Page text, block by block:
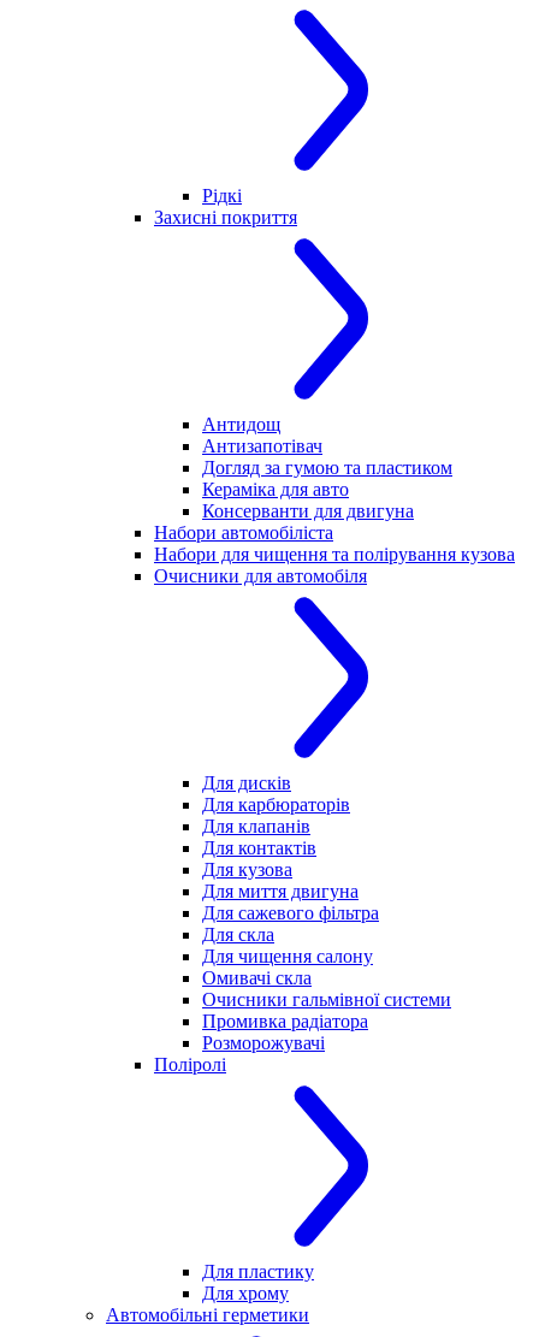
Рідкі
Захисні покриття
Антидощ
Антизапотівач
Догляд за гумою та пластиком
Кераміка для авто
Консерванти для двигуна
Набори автомобіліста
Набори для чищення та полірування кузова
Очисники для автомобіля
Для дисків
Для карбюраторів
Для клапанів
Для контактів
Для кузова
Для миття двигуна
Для сажевого фільтра
Для скла
Для чищення салону
Омивачі скла
Очисники гальмівної системи
Промивка радіатора
Розморожувачі
Поліролі
Для пластику
Для хрому
Автомобільні герметики